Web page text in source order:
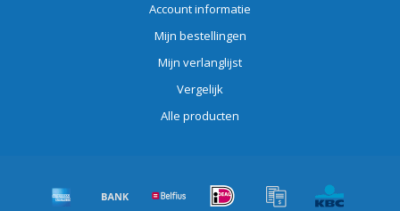
Account informatie
Mijn bestellingen
Mijn verlanglijst
Vergelijk
Alle producten